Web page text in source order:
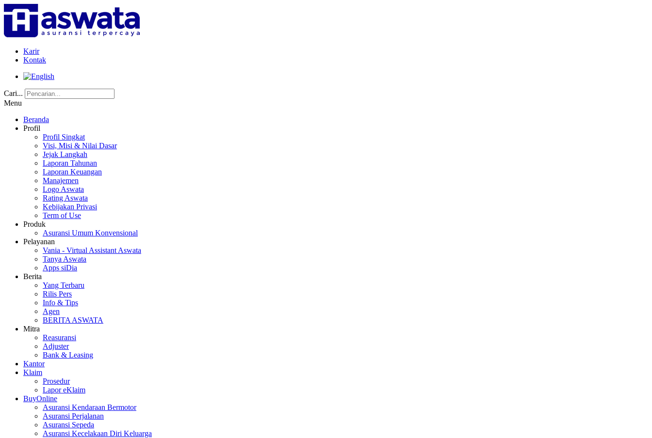
Karir
Kontak
Cari...
Menu
Beranda
Profil
Profil Singkat
Visi, Misi & Nilai Dasar
Jejak Langkah
Laporan Tahunan
Laporan Keuangan
Manajemen
Logo Aswata
Rating Aswata
Kebijakan Privasi
Term of Use
Produk
Asuransi Umum Konvensional
Pelayanan
Vania - Virtual Assistant Aswata
Tanya Aswata
Apps siDia
Berita
Yang Terbaru
Rilis Pers
Info & Tips
Agen
BERITA ASWATA
Mitra
Reasuransi
Adjuster
Bank & Leasing
Kantor
Klaim
Prosedur
Lapor eKlaim
BuyOnline
Asuransi Kendaraan Bermotor
Asuransi Perjalanan
Asuransi Sepeda
Asuransi Kecelakaan Diri Keluarga